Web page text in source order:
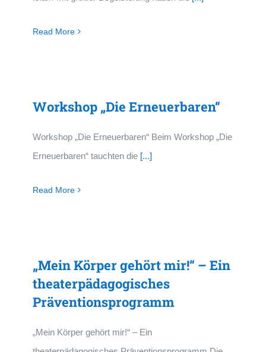
Read More
Workshop „Die Erneuerbaren“
Workshop „Die Erneuerbaren“ Beim Workshop „Die
Erneuerbaren“ tauchten die [...]
Read More
„Mein Körper gehört mir!“ – Ein
theaterpädagogisches
Präventionsprogramm
„Mein Körper gehört mir!“ – Ein